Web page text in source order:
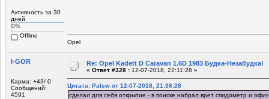
Активность за 30
дней
0%
Offline
Opel
I-GOR
Карма: +43/-0
Сообщений:
4591
Re: Opel Kadett D Caravan 1.6D 1983 Будка-Незабудка!
« Ответ #328 : 12-07-2018, 22:11:28 »
Цитата: Palsw от 12-07-2018, 21:36:28
сделал для себя открытие - в поиске набрал врет спидометр и